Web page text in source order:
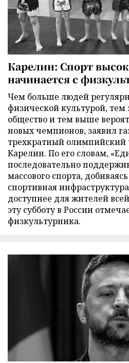
Карелин: Спорт
начинается с
Чем больше людей
физической культурой, тем
общество и тем выше
новых чемпионов, заявил
трехкратный
Карелин. По его словам,
последовательно
массового спорта,
спортивная
доступнее для жителей
эту субботу в России
физкультурника.